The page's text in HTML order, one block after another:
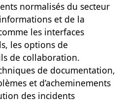
normalisés du secteur
et de la
les interfaces
les options de
de collaboration.
de documentation,
et d’acheminements
des incidents